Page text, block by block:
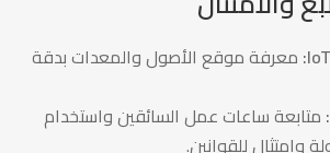
معرفة موقع الأصول والمعدات بدقة
متابعة ساعات عمل السائقين واستخدام
وامتثال للقوانين.